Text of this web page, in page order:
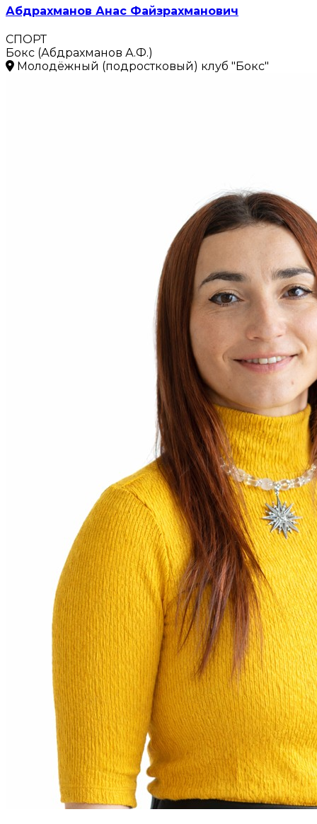
Абдрахманов Анас Файзрахманович
СПОРТ
Бокс (Абдрахманов А.Ф.)
Молодёжный (подростковый) клуб "Бокс"